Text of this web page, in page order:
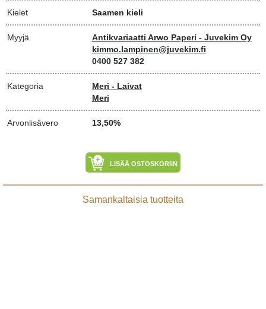
Kielet Saamen kieli
Myyjä
Antikvariaatti Arwo Paperi - Juvekim Oy
kimmo.lampinen@juvekim.fi
0400 527 382
Kategoria
Meri - Laivat
Meri
Arvonlisävero 13,50%
LISÄÄ OSTOSKORIIN
Samankaltaisia tuotteita